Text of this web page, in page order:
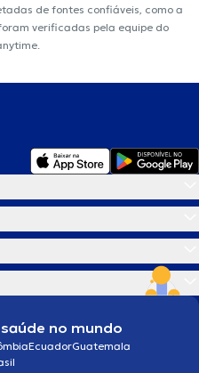
de fontes confiáveis, como a
verificadas pela equipe do
no mundo
EcuadorGuatemala